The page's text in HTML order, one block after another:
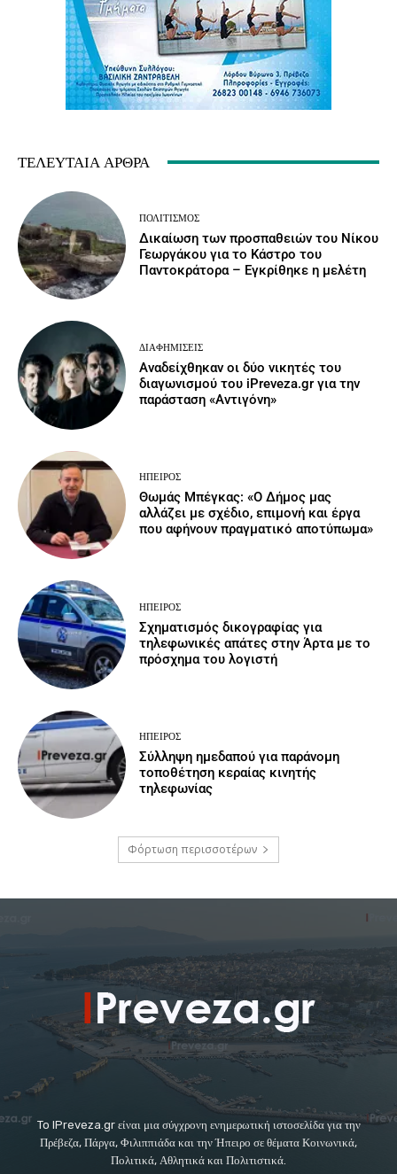
ΤΕΛΕΥΤΑΊΑ ΆΡΘΡΑ
ΠΟΛΙΤΙΣΜΌΣ
Δικαίωση των προσπαθειών του Νίκου
Γεωργάκου για το Κάστρο του
Παντοκράτορα – Εγκρίθηκε η μελέτη
ΔΙΑΦΗΜΊΣΕΙΣ
Αναδείχθηκαν οι δύο νικητές του
διαγωνισμού του iPreveza.gr για την
παράσταση «Αντιγόνη»
ΉΠΕΙΡΟΣ
Θωμάς Μπέγκας: «Ο Δήμος μας
αλλάζει με σχέδιο, επιμονή και έργα
που αφήνουν πραγματικό αποτύπωμα»
ΉΠΕΙΡΟΣ
Σχηματισμός δικογραφίας για
τηλεφωνικές απάτες στην Άρτα με το
πρόσχημα του λογιστή
ΉΠΕΙΡΟΣ
Σύλληψη ημεδαπού για παράνομη
τοποθέτηση κεραίας κινητής
τηλεφωνίας
Φόρτωση περισσοτέρων
To IPreveza.gr είναι μια σύγχρονη ενημερωτική ιστοσελίδα για την
Πρέβεζα, Πάργα, Φιλιππιάδα και την Ήπειρο σε θέματα Κοινωνικά,
Πολιτικά, Αθλητικά και Πολιτιστικά.